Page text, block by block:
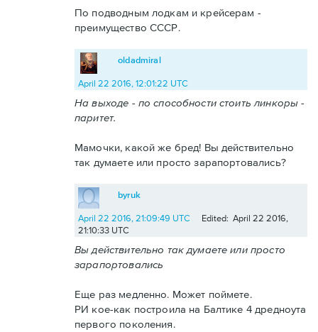
По подводным лодкам и крейсерам -
преимущество СССР.
oldadmiral
April 22 2016, 12:01:22 UTC
На выходе - по способности стоить линкоры -
паритет.
Мамочки, какой же бред! Вы действительно
так думаете или просто зарапортовались?
byruk
April 22 2016, 21:09:49 UTC
Edited: April 22 2016,
21:10:33 UTC
Вы действительно так думаете или просто
зарапортовались
Еще раз медленно. Может поймете.
РИ кое-как построила на Балтике 4 дредноута
первого поколения.